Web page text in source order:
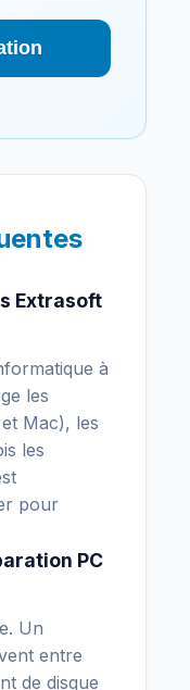
Extrasoft
à
les
Mac), les
les
pour
PC
Un
entre
de disque